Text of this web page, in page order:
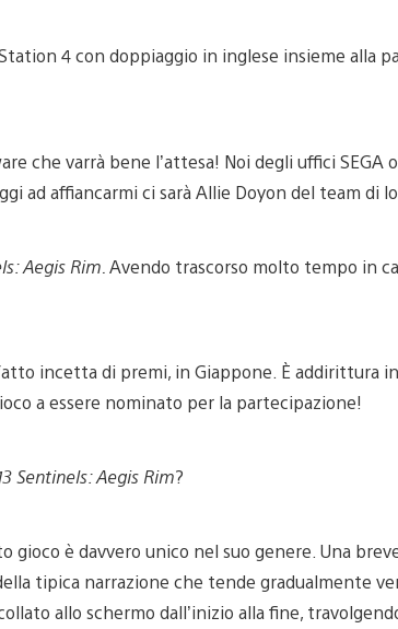
4 con doppiaggio in inglese insieme alla
che varrà bene l’attesa! Noi degli uffici SEGA
ad affiancarmi ci sarà Allie Doyon del team di
Aegis Rim. Avendo trascorso molto tempo in
incetta di premi, in Giappone. È addirittura
a essere nominato per la partecipazione!
Sentinels: Aegis Rim?
gioco è davvero unico nel suo genere. Una
tipica narrazione che tende gradualmente
allo schermo dall’inizio alla fine,